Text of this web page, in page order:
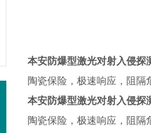
本安防爆型激光对射入侵探
陶瓷保险，极速响应，阻隔
本安防爆型激光对射入侵探
陶瓷保险，极速响应，阻隔